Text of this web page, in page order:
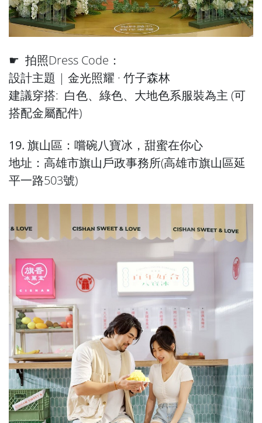
☛ 拍照Dress Code：
設計主題 | 金光照耀 · 竹子森林
建議穿搭: 白色、綠色、大地色系服裝為主 (可
搭配金屬配件)
19. 旗山區：嚐碗八寶冰，甜蜜在你心
地址：高雄市旗山戶政事務所(高雄市旗山區延
平一路503號)